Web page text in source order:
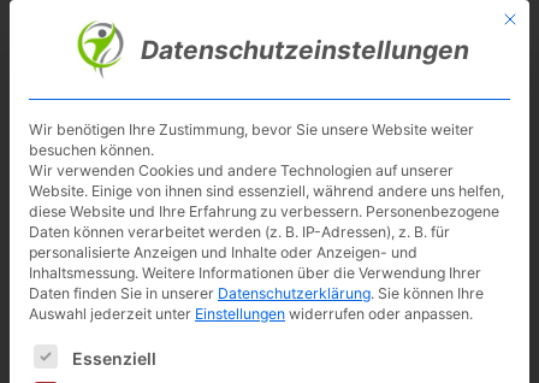
Skip
Besuche meinen Youtube-Kanal ▶︎
Flexispot
Mit
Datenschutzeinstellungen
Wir benötigen Ihre Zustimmung, bevor Sie unsere Website weiter
besuchen können.
Wir verwenden Cookies und andere Technologien auf unserer
Website. Einige von ihnen sind essenziell, während andere uns helfen,
diese Website und Ihre Erfahrung zu verbessern. Personenbezogene
Daten können verarbeitet werden (z. B. IP-Adressen), z. B. für
personalisierte Anzeigen und Inhalte oder Anzeigen- und
Inhaltsmessung. Weitere Informationen über die Verwendung Ihrer
Daten finden Sie in unserer Datenschutzerklärung. Sie können Ihre
Auswahl jederzeit unter Einstellungen widerrufen oder anpassen.
Es folgt eine Liste der Service-Gruppen, für die eine
Essenziell